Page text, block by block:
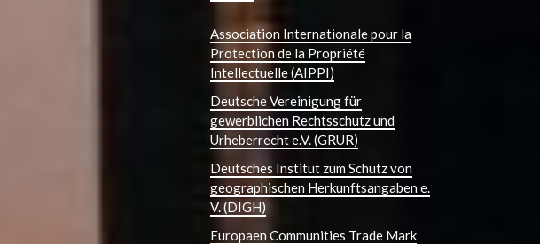
Association Internationale pour la
Protection de la Propriété
Intellectuelle (AIPPI)
Deutsche Vereinigung für
gewerblichen Rechtsschutz und
Urheberrecht e.V. (GRUR)
Deutsches Institut zum Schutz von
geographischen Herkunftsangaben e.
V. (DIGH)
Europaen Communities Trade Mark